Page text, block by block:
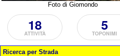
Foto di Giomondo
18
ATTIVITÀ 5
TOPONIMI
Ricerca per Strada